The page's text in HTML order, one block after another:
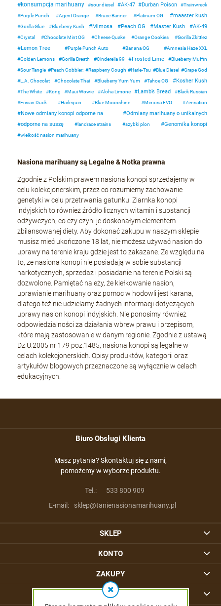
konsumpcja marihuany sour diesel AK-47 Durban Poison
Trainwreck
Purple Punch
Agent Orange Bruce Banner Platinum OG maaster kush
Gorilla Glue Blueberry Kush Mimosa Peach OG Master Kush AK-49
Crystal Chocolate Mint OG Cheese Quake Orange Cookies Gorilla Zkittlez
Lemon Tree Purple Punch Auto Banana OG
Amnesia Haze XXL
Golden Lemons
Gorilla Breath Cinderella 99 Frosted Lime
Blueberry Muffin
Sour Tangie
Peach Cobbler: Raspberry Cough Harle-Tsu Blue Diesel
Grape God
L.A. Chocolat
Chocolate Thai Blueberry Yum Yum Tahoe OG Kosher Kush
The White Kong Maui Wowie Aloha Limone Lamb’s Bread
Black Russian
Frisian Duck
Harlequin Blue Moonshine Mimosa EVO Zensation
Nowe odmiany konopi odporne na
Odmiany marihuany o unikalnych
odporne na suszę
landrace strains szybki plon Genomika konopi
wielkość nasion marihuany
Nasiona marihuany są Legalne & Notka prawna
Zgodnie z Polskim prawem nasiona konopi sprzedajemy w
celu kolekcjonerskim, przez co rozumiemy zachowanie
genetyki w celu przetrwania gatunku. Ziarnka konopi
indyjskich to również źródło licznych witamin i substancji
odżywczych, co czy czyni je doskonałym elementem
zbilansowanej diety. Aby dokonać zakupu w naszym sklepie
musisz mieć ukończone 18 lat, nie możesz używać nasion do
uprawy na terenie kraju gdzie jest to zakazane. Ze względu na
to, że nasiona konopi nie posiadają w sobie substancji
narkotycznych, sprzedaż i posiadanie na terenie Polski są
dozwolone. Pamiętać należy, że kiełkowanie nasion,
uprawianie marihuany oraz pomoc w hodowli jest karana,
dlatego też nie udzielamy żadnych informacji dotyczących
uprawy nasion konopi indyjskich. Nie ponosimy również
odpowiedzialności za działania wbrew prawu i przepisom,
które mają zastosowanie w danym regionie. Zgodnie z ustawą
Dz.U.2005 nr 179 poz.1485, nasiona konopi są legalne w
celach kolekcjonerskich. Opisy produktów, kategorii oraz
artykułów blogowych przeznaczone są wyłącznie w celach
edukacyjnych.
Biuro Obsługi Klienta
Masz pytania? Skontaktuj się z nami,
pomożemy w wyborze produktu.
Tel.:
533 800 909
E-mail:
sklep@tanienasionamarihuany.pl
SKLEP
KONTO
ZAKUPY
INFORMACJE